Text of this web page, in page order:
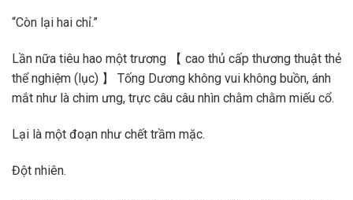
“Còn lại hai chỉ.”
Lần nữa tiêu hao một trương 【 cao thủ cấp thương thuật thẻ
thể nghiệm (lục) 】 Tống Dương không vui không buồn, ánh
mắt như là chim ưng, trực câu câu nhìn chằm chằm miếu cổ.
Lại là một đoạn như chết trầm mặc.
Đột nhiên.